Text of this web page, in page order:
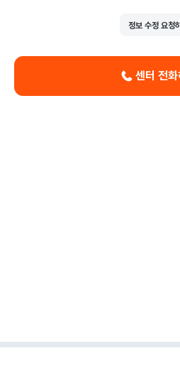
정보 수정 요청
센터 전화